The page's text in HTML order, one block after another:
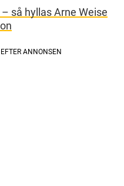
så hyllas Arne Weise